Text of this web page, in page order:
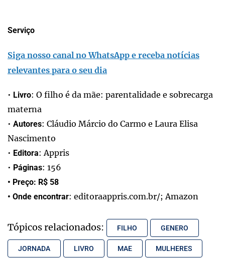
Serviço
Siga nosso canal no WhatsApp e receba notícias
relevantes para o seu dia
• Livro: O filho é da mãe: parentalidade e sobrecarga
materna
• Autores: Cláudio Márcio do Carmo e Laura Elisa
Nascimento
• Editora: Appris
• Páginas: 156
• Preço: R$ 58
• Onde encontrar: editoraappris.com.br/; Amazon
Tópicos relacionados: FILHO GENERO
JORNADA LIVRO MAE MULHERES